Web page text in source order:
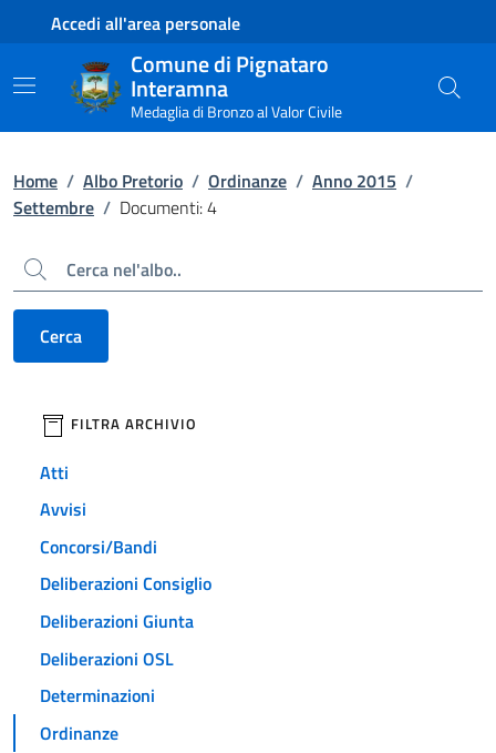
Contenuto principale
Piede di paginaAccedi all'area personale
Comune di Pignataro
Interamna
Medaglia di Bronzo al Valor Civile
Home / Albo Pretorio / Ordinanze / Anno 2015 /
Settembre / Documenti: 4
Cerca
Cerca
filtri da applicare
FILTRA ARCHIVIO
Atti
Avvisi
Concorsi/Bandi
Deliberazioni Consiglio
Deliberazioni Giunta
Deliberazioni OSL
Determinazioni
Ordinanze